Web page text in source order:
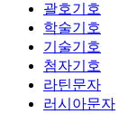
괄호기호
학술기호
기술기호
첨자기호
라틴문자
러시아문자